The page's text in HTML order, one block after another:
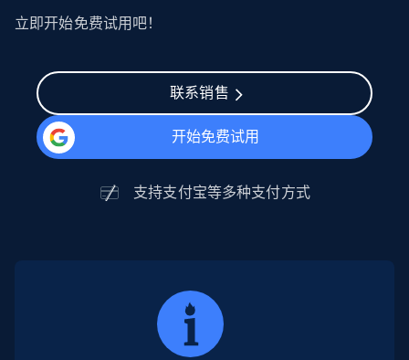
立即开始免费试用吧！
联系销售
开始免费试用
支持支付宝等多种支付方式